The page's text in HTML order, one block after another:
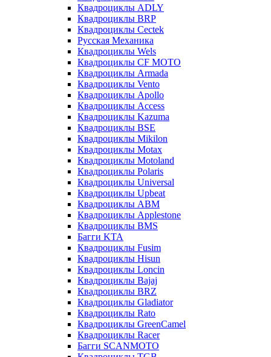
Квадроциклы ADLY
Квадроциклы BRP
Квадроциклы Cectek
Русская Механика
Квадроциклы Wels
Квадроциклы CF MOTO
Квадроциклы Armada
Квадроциклы Vento
Квадроциклы Apollo
Квадроциклы Access
Квадроциклы Kazuma
Квадроциклы BSE
Квадроциклы Mikilon
Квадроциклы Motax
Квадроциклы Motoland
Квадроциклы Polaris
Квадроциклы Universal
Квадроциклы Upbeat
Квадроциклы ABM
Квадроциклы Applestone
Квадроциклы BMS
Багги KTA
Квадроциклы Fusim
Квадроциклы Hisun
Квадроциклы Loncin
Квадроциклы Bajaj
Квадроциклы BRZ
Квадроциклы Gladiator
Квадроциклы Rato
Квадроциклы GreenCamel
Квадроциклы Racer
Багги SCANMOTO